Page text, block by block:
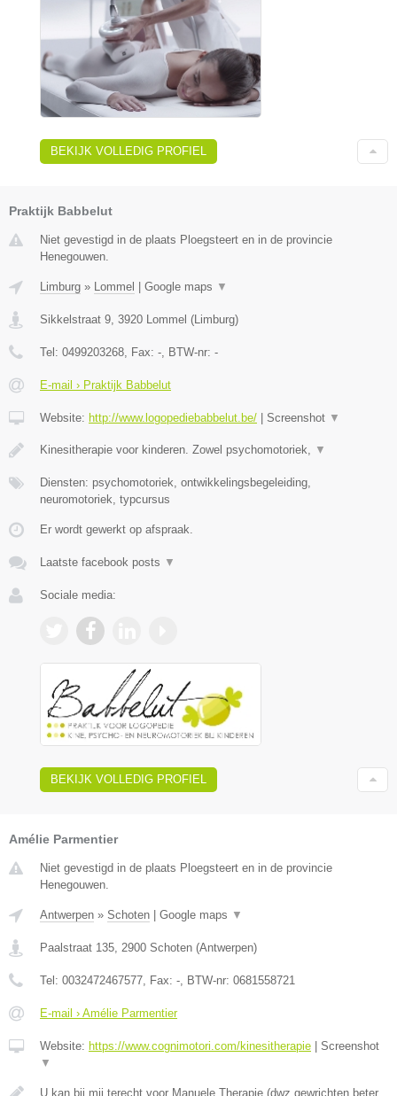
BEKIJK VOLLEDIG PROFIEL
Praktijk Babbelut
Niet gevestigd in de plaats Ploegsteert en in de provincie
Henegouwen.
Limburg » Lommel | Google maps ▼
Sikkelstraat 9 3920 Lommel (Limburg)
Tel: 0499203268 , Fax: - , BTW-nr: -
E-mail › Praktijk Babbelut
Website: http://www.logopediebabbelut.be/ | Screenshot ▼
Kinesitherapie voor kinderen. Zowel psychomotoriek, ▼
Diensten: psychomotoriek, ontwikkelingsbegeleiding,
neuromotoriek, typcursus
Er wordt gewerkt op afspraak.
Laatste facebook posts ▼
Sociale media:
BEKIJK VOLLEDIG PROFIEL
Amélie Parmentier
Niet gevestigd in de plaats Ploegsteert en in de provincie
Henegouwen.
Antwerpen » Schoten Google maps ▼
Paalstraat 135 2900 Schoten (Antwerpen)
Tel: 0032472467577 , Fax: - , BTW-nr: 0681558721
E-mail › Amélie Parmentier
Website: https://www.cognimotori.com/kinesitherapie
Screenshot
▼
U kan bij mij terecht voor Manuele Therapie (dwz gewrichten beter